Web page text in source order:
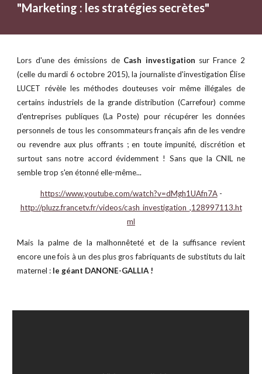
"Marketing : les stratégies secrètes"
Lors d'une des émissions de Cash investigation sur France 2
(celle du mardi 6 octobre 2015), la journaliste d'investigation Élise
LUCET révèle les méthodes douteuses voir même illégales de
certains industriels de la grande distribution (Carrefour) comme
d'entreprises publiques (La Poste) pour récupérer les données
personnels de tous les consommateurs français afin de les vendre
ou revendre aux plus offrants ; en toute impunité, discrétion et
surtout sans notre accord évidemment ! Sans que la CNIL ne
semble trop s'en étonné elle-même...
https://www.youtube.com/watch?v=dMgh1UAfn7A-
http://pluzz.francetv.fr/videos/cash_investigation_,128997113.ht
ml
Mais la palme de la malhonnêteté et de la suffisance revient
encore une fois à un des plus gros fabriquants de substituts du lait
maternel : le géant DANONE-GALLIA !